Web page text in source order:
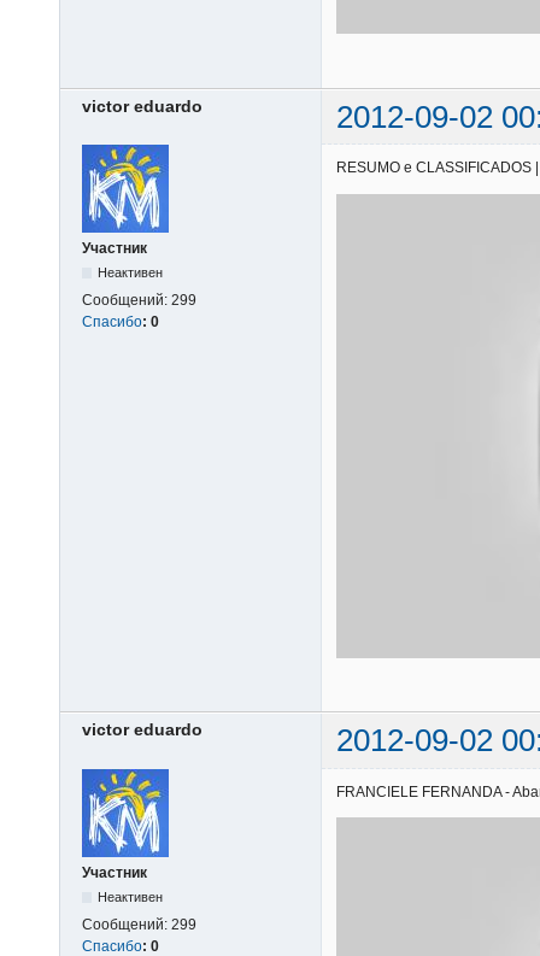
victor eduardo 2012-09-02
Участник
Неактивен
Сообщений: 299
Спасибо: 0
RESUMO e
victor eduardo 2012-09-02
Участник
Неактивен
Сообщений: 299
Спасибо: 0
FRANCIELE FERNANDA -